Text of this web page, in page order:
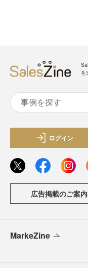
を
ログイン
広告掲載のご案内
MarkeZine